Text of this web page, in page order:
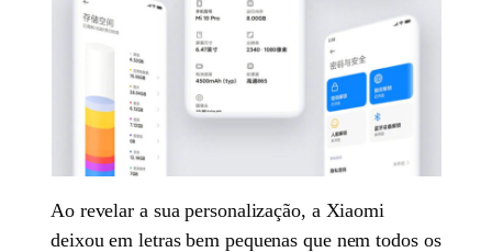
Ao revelar a sua personalização, a Xiaomi
deixou em letras bem pequenas que nem todos os